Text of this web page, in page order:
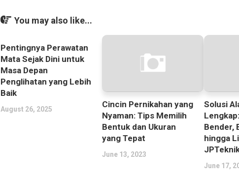
You may also like...
Pentingnya Perawatan
Mata Sejak Dini untuk
Masa Depan
Penglihatan yang Lebih
Baik
August 26, 2025
Cincin Pernikahan yang
Nyaman: Tips Memilih
Bentuk dan Ukuran
yang Tepat
June 13, 2023
Solusi
Bender,
hingga
June 17,